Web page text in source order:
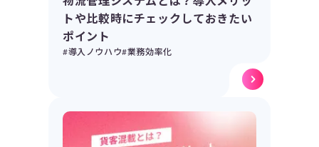
トや比較時にチェックしておきたい
ポイント
#導入ノウハウ#業務効率化